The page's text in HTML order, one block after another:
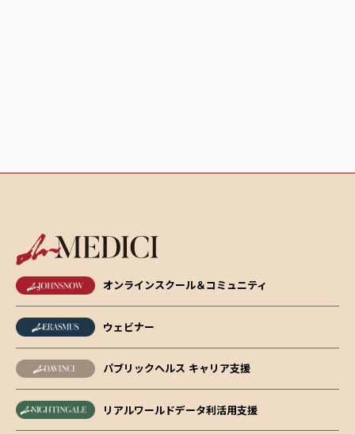
オンラインスクール＆コミュニティ
ウェビナー
パブリックヘルス キャリア支援
リアルワールドデータ利活用支援